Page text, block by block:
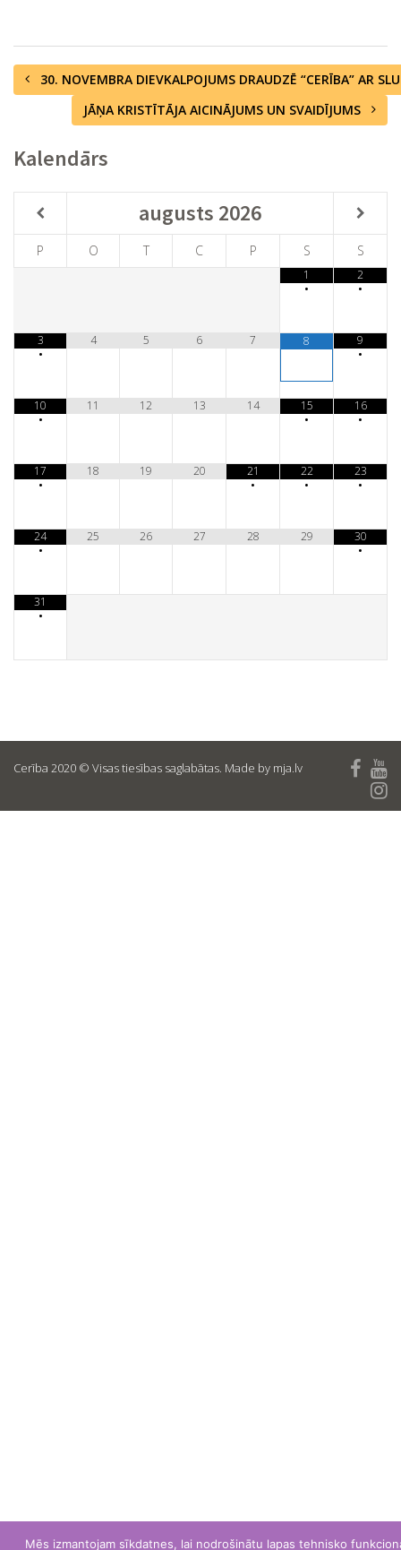
30. NOVEMBRA DIEVKALPOJUMS DRAUDZĒ “CERĪBA” AR
JĀŅA KRISTĪTĀJA AICINĀJUMS UN SVAIDĪJUMS
Kalendārs
augusts 2026
P O T C P S S
1
•
2
•
3
•
4 5 6 7 8
9
•
10
•
11 12 13 14
15
•
16
•
17
•
18 19 20
21
•
22
•
23
•
24
•
25 26 27 28 29
30
•
31
•
Cerība 2020 © Visas tiesības saglabātas. Made by mja.lv
Mēs izmantojam sīkdatnes, lai nodrošinātu lapas tehnisko